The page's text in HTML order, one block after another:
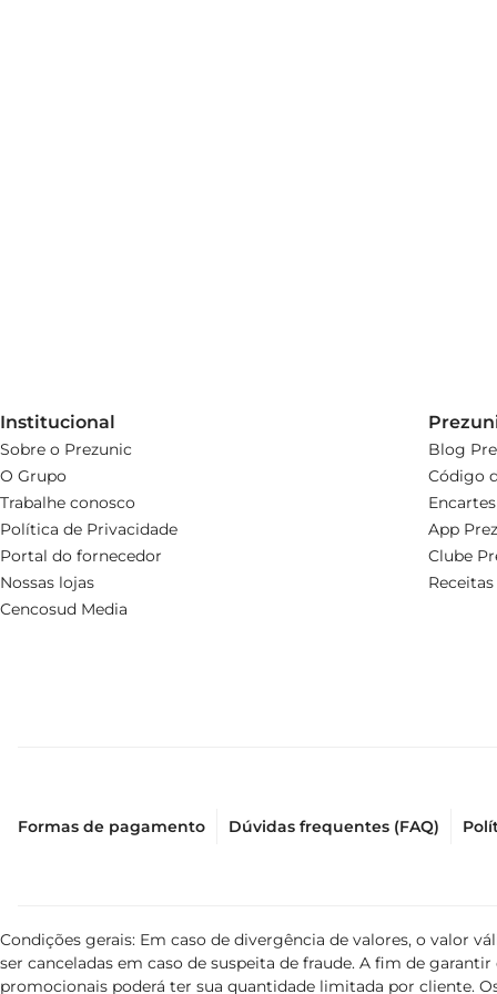
Institucional
Sobre o Prezunic
O Grupo
Trabalhe conosco
Política de Privacidade
Portal do fornecedor
Nossas lojas
Cencosud Media
Blog
Código
Encartes
App
Clube
Receitas
Formas de pagamento Dúvidas frequentes (FAQ)
Condições gerais: Em caso de divergência de valores, o valor
ser canceladas em caso de suspeita de fraude. A fim de
promocionais poderá ter sua quantidade limitada por cliente.